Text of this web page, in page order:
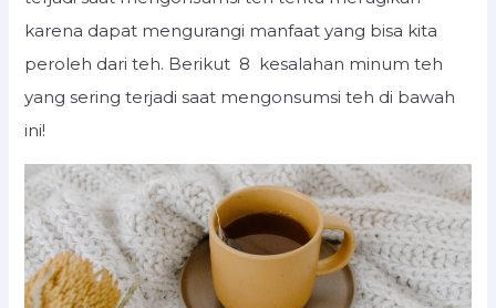
karena dapat mengurangi manfaat yang bisa kita
peroleh dari teh. Berikut 8 kesalahan minum teh
yang sering terjadi saat mengonsumsi teh di bawah
ini!